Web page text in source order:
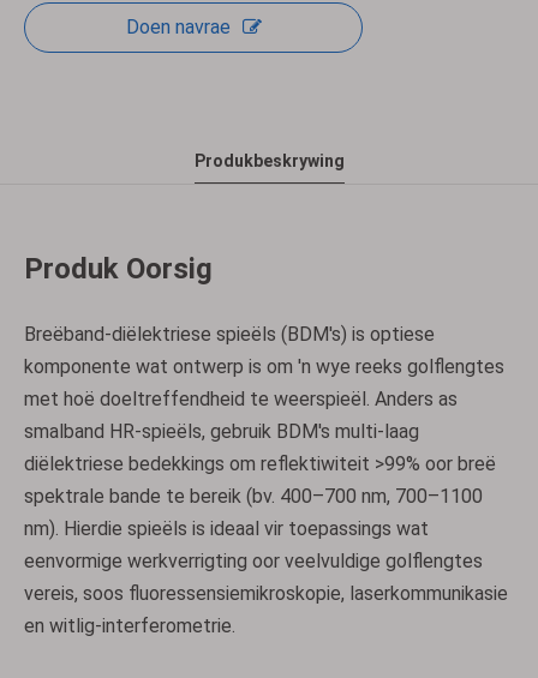
Doen navrae
Produkbeskrywing
Produk Oorsig
Breëband-diëlektriese spieëls (BDM's) is optiese
komponente wat ontwerp is om 'n wye reeks golflengtes
met hoë doeltreffendheid te weerspieël. Anders as
smalband HR-spieëls, gebruik BDM's multi-laag
diëlektriese bedekkings om reflektiwiteit >99% oor breë
spektrale bande te bereik (bv. 400–700 nm, 700–1100
nm). Hierdie spieëls is ideaal vir toepassings wat
eenvormige werkverrigting oor veelvuldige golflengtes
vereis, soos fluoressensiemikroskopie, laserkommunikasie
en witlig-interferometrie.